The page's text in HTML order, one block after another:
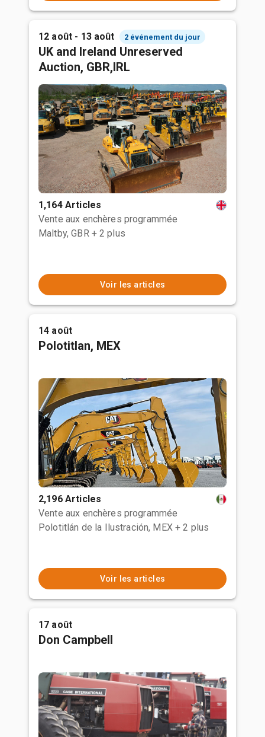
12 août - 13 août 2 événement du jour
UK and Ireland Unreserved
Auction, GBR,IRL
1,164 Articles
Vente aux enchères programmée
Maltby, GBR + 2 plus
Voir les articles
14 août
Polotitlan, MEX
2,196 Articles
Vente aux enchères programmée
Polotitlán de la Ilustración, MEX + 2 plus
Voir les articles
17 août
Don Campbell